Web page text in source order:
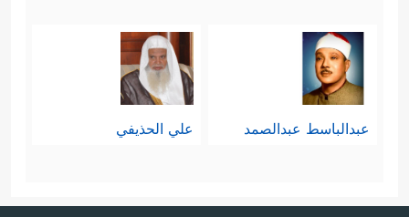
عبدالباسط عبدالصمد علي الحذيفي